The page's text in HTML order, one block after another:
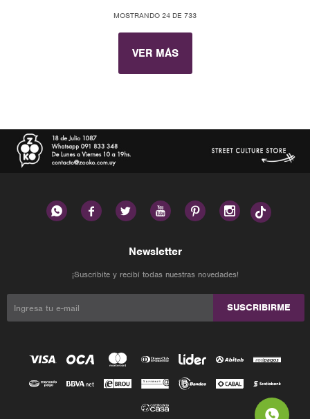
MOSTRANDO 24 DE 733
VER MÁS
     
Newsletter
¡Suscribite y recibí todas nuestras novedades!
SUSCRIBIRME